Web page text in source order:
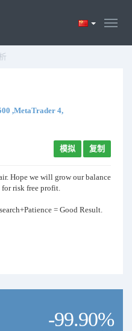
,MetaTrader 4,
模拟 复制
Hope we will grow our balance
for risk free profit.
= Good Result.
-99.90%